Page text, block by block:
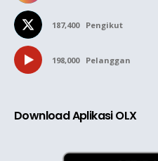
187,400 Pengikut
198,000 Pelanggan
Download Aplikasi OLX